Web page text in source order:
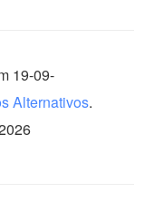
19-09-
Alternativos.